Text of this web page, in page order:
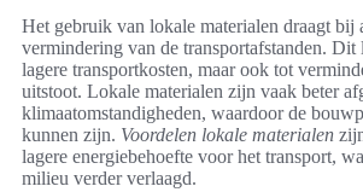
Het gebruik van lokale materialen draagt bij
vermindering van de transportafstanden. Dit
lagere transportkosten, maar ook tot
uitstoot. Lokale materialen zijn vaak beter
klimaatomstandigheden, waardoor de
kunnen zijn. Voordelen lokale materialen
lagere energiebehoefte voor het transport,
milieu verder verlaagd.